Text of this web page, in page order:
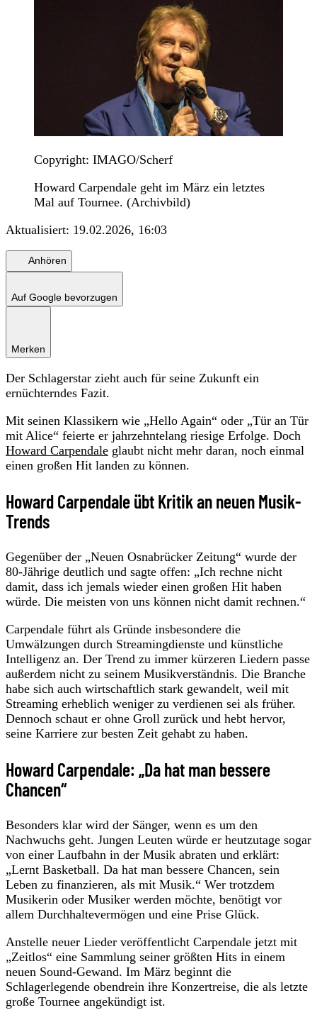
Copyright: IMAGO/Scherf
Howard Carpendale geht im März ein letztes
Mal auf Tournee. (Archivbild)
Aktualisiert: 19.02.2026, 16:03
Anhören
Auf Google bevorzugen
Merken
Der Schlagerstar zieht auch für seine Zukunft ein
ernüchterndes Fazit.
Mit seinen Klassikern wie „Hello Again“ oder „Tür an Tür
mit Alice“ feierte er jahrzehntelang riesige Erfolge. Doch
Howard Carpendale glaubt nicht mehr daran, noch einmal
einen großen Hit landen zu können.
Howard Carpendale übt Kritik an neuen Musik-
Trends
Gegenüber der „Neuen Osnabrücker Zeitung“ wurde der
80-Jährige deutlich und sagte offen: „Ich rechne nicht
damit, dass ich jemals wieder einen großen Hit haben
würde. Die meisten von uns können nicht damit rechnen.“
Carpendale führt als Gründe insbesondere die
Umwälzungen durch Streamingdienste und künstliche
Intelligenz an. Der Trend zu immer kürzeren Liedern passe
außerdem nicht zu seinem Musikverständnis. Die Branche
habe sich auch wirtschaftlich stark gewandelt, weil mit
Streaming erheblich weniger zu verdienen sei als früher.
Dennoch schaut er ohne Groll zurück und hebt hervor,
seine Karriere zur besten Zeit gehabt zu haben.
Howard Carpendale: „Da hat man bessere
Chancen“
Besonders klar wird der Sänger, wenn es um den
Nachwuchs geht. Jungen Leuten würde er heutzutage sogar
von einer Laufbahn in der Musik abraten und erklärt:
„Lernt Basketball. Da hat man bessere Chancen, sein
Leben zu finanzieren, als mit Musik.“ Wer trotzdem
Musikerin oder Musiker werden möchte, benötigt vor
allem Durchhaltevermögen und eine Prise Glück.
Anstelle neuer Lieder veröffentlicht Carpendale jetzt mit
„Zeitlos“ eine Sammlung seiner größten Hits in einem
neuen Sound-Gewand. Im März beginnt die
Schlagerlegende obendrein ihre Konzertreise, die als letzte
große Tournee angekündigt ist.